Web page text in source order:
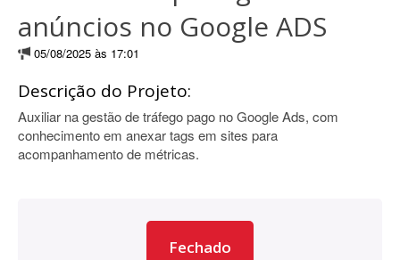
anúncios no Google ADS
05/08/2025 às 17:01
Descrição do Projeto:
Auxiliar na gestão de tráfego pago no Google Ads, com
conhecimento em anexar tags em sites para
acompanhamento de métricas.
Fechado